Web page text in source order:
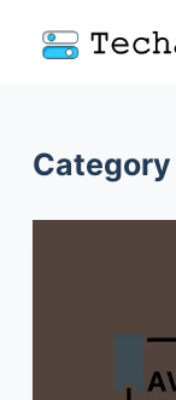
Category